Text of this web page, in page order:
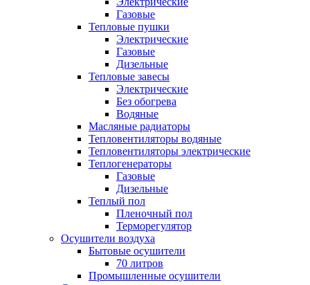
Газовые
Тепловые пушки
Электрические
Газовые
Дизельные
Тепловые завесы
Электрические
Без обогрева
Водяные
Масляные радиаторы
Тепловентиляторы водяные
Тепловентиляторы электрические
Теплогенераторы
Газовые
Дизельные
Теплый пол
Пленочный пол
Терморегулятор
Осушители воздуха
Бытовые осушители
70 литров
Промышленные осушители